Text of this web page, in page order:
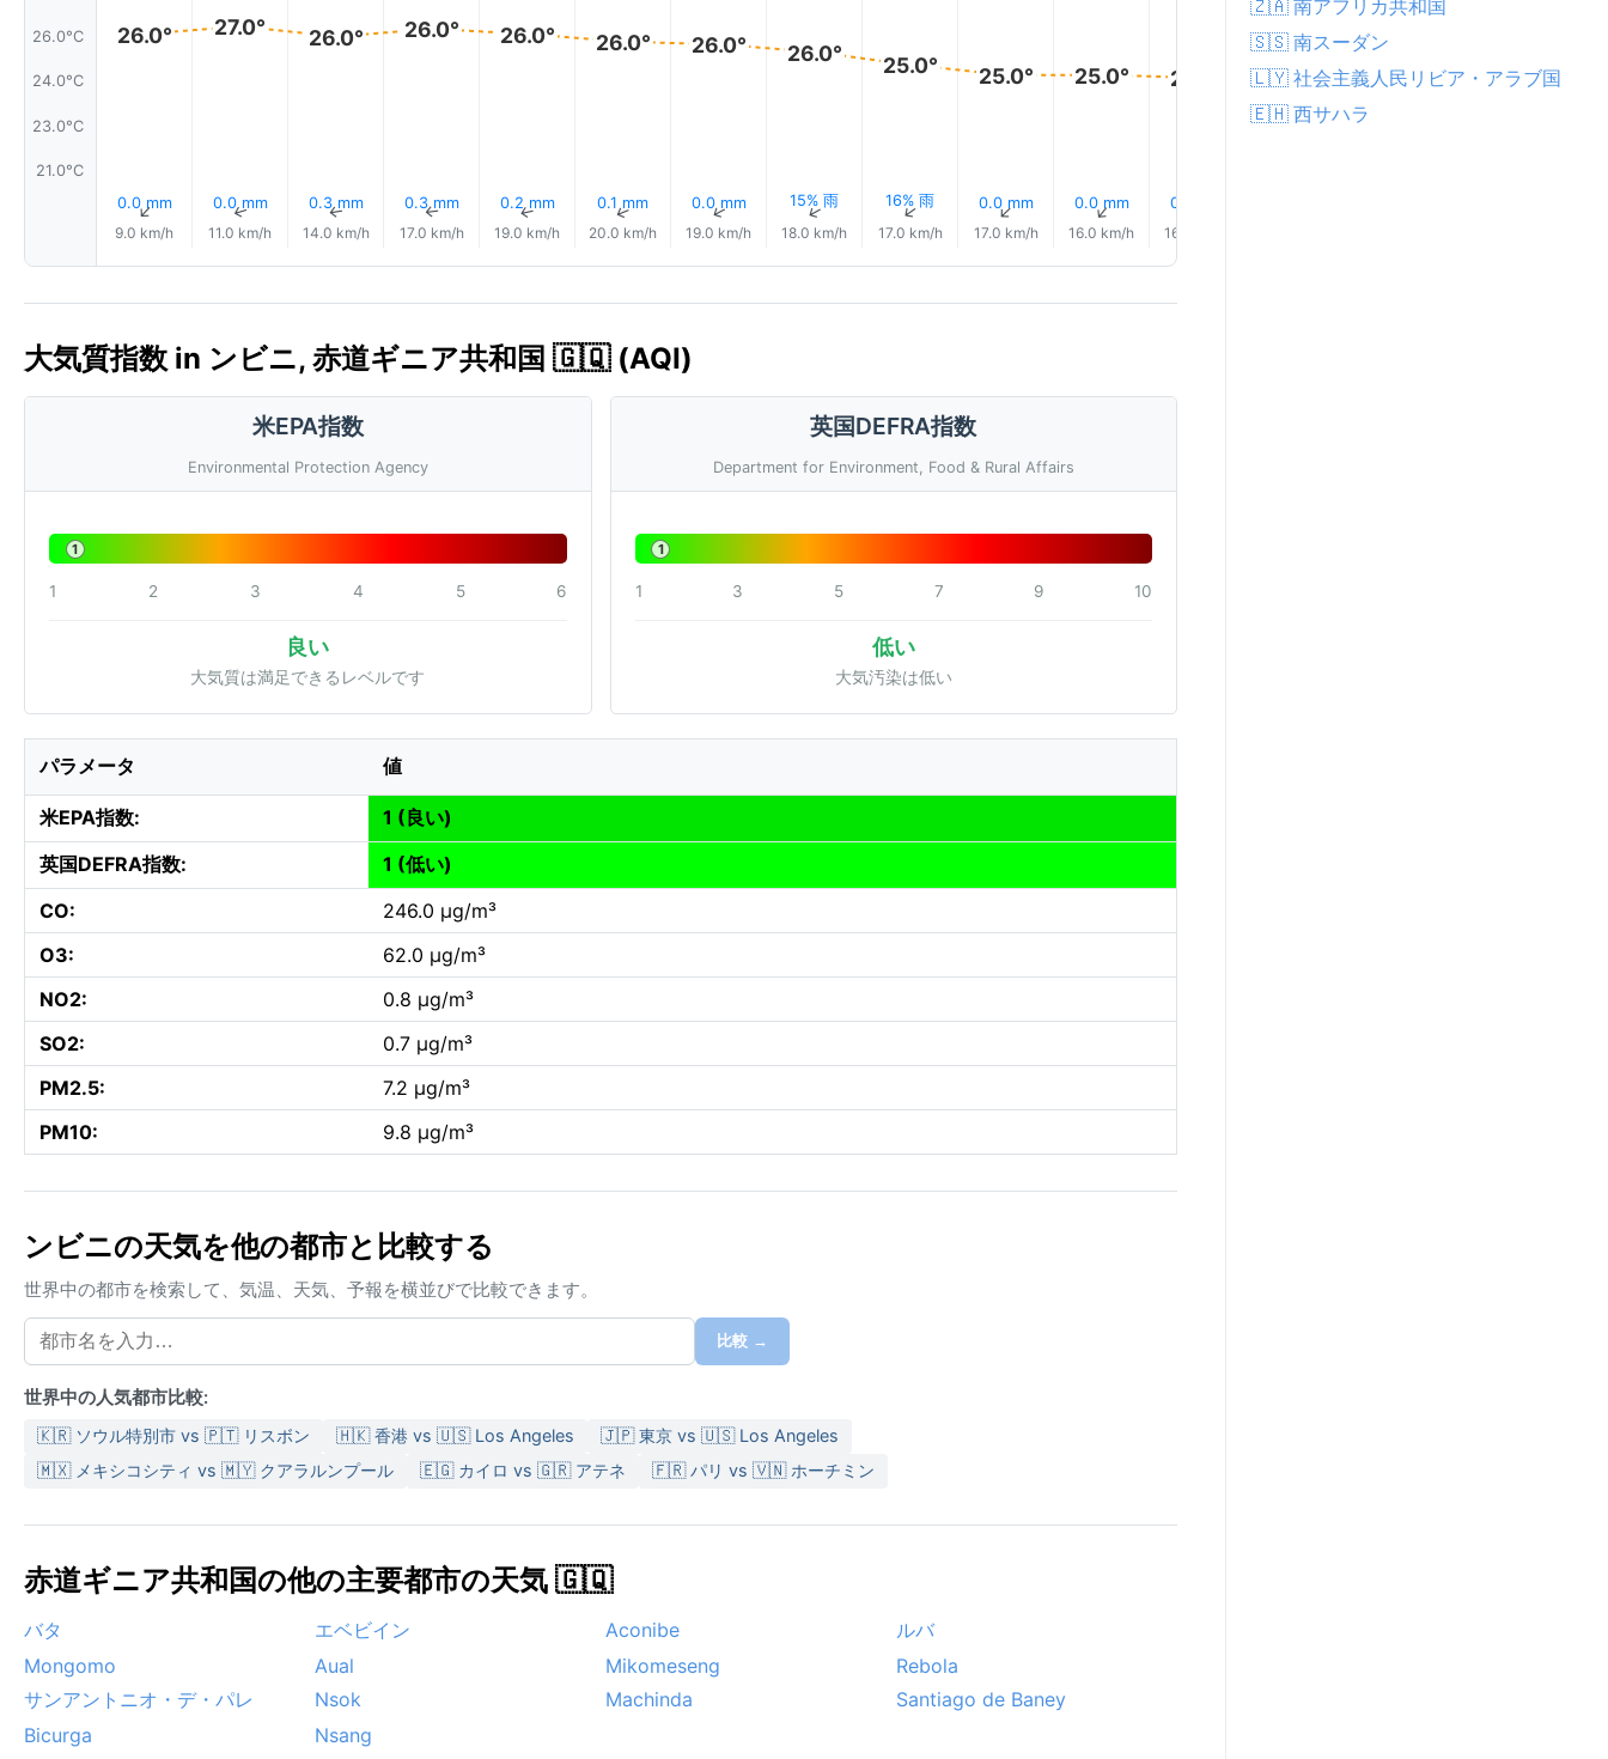
26.0°C
24.0°C
23.0°C
21.0°C
26.0°
0.0 mm
↑
9.0 km/h
27.0°
0.0 mm
↑
11.0 km/h
26.0°
0.3 mm
↑
14.0 km/h
26.0°
0.3 mm
↑
17.0 km/h
26.0°
0.2 mm
↑
19.0 km/h
26.0°
0.1 mm
↑
20.0 km/h
26.0°
0.0 mm
↑
19.0 km/h
26.0°
15% 雨
↑
18.0 km/h
25.0°
16% 雨
↑
17.0 km/h
25.0°
0.0 mm
↑
17.0 km/h
25.0°
0.0 mm
↑
16.0 km/h
25.0°
0.0 mm
16.0 km/h
24.0° 24.0° 24.0° 24.0°
大気質指数 in ンビニ, 赤道ギニア共和国 🇬🇶 (AQI)
米EPA指数
Environmental Protection Agency
1
1 2 3 4 5 6
良い
大気質は満足できるレベルです
英国DEFRA指数
Department for Environment, Food & Rural Affairs
1
1 3 5 7 9 10
低い
大気汚染は低い
パラメータ 値
米EPA指数:
1 (良い)
英国DEFRA指数:
1 (低い)
CO:
246.0 µg/m³
O3:
62.0 µg/m³
NO2:
0.8 µg/m³
SO2:
0.7 µg/m³
PM2.5:
7.2 µg/m³
PM10:
9.8 µg/m³
ンビニの天気を他の都市と比較する
世界中の都市を検索して、気温、天気、予報を横並びで比較できます。
比較 →
世界中の人気都市比較:
🇰🇷 ソウル特別市 vs 🇵🇹 リスボン 🇭🇰 香港 vs 🇺🇸 Los Angeles
🇯🇵 東京 vs 🇺🇸 Los Angeles
🇲🇽 メキシコシティ vs 🇲🇾 クアラルンプール
🇪🇬 カイロ vs 🇬🇷 アテネ 🇫🇷 パリ vs 🇻🇳 ホーチミン
赤道ギニア共和国の他の主要都市の天気 🇬🇶
バタ エベビイン Aconibe
ルバ
Mongomo
Aual Mikomeseng
Rebola
サンアントニオ・デ・パレ
Nsok Machinda
Santiago de Baney
Bicurga
Nsang
🇿🇦 南アフリカ共和国
🇸🇸 南スーダン
🇱🇾 社会主義人民リビア・アラブ国
🇪🇭 西サハラ